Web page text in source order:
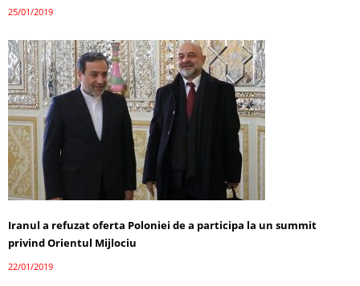
25/01/2019
Iranul a refuzat oferta Poloniei de a participa la un summit
privind Orientul Mijlociu
22/01/2019